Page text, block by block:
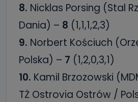
8. Nicklas Porsing (Stal
Dania) – 8 (1,1,1,2,3)
9. Norbert Kościuch
Polska) – 7 (1,2,0,3,1)
10. Kamil Brzozowski
TŻ Ostrovia Ostrów /